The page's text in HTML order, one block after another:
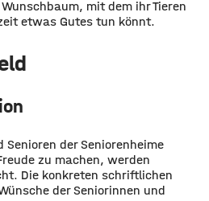
mit dem ihr Tieren
etwas Gutes tun könnt.
Senioren der Seniorenheime
zu machen, werden
Die konkreten schriftlichen
der Seniorinnen und